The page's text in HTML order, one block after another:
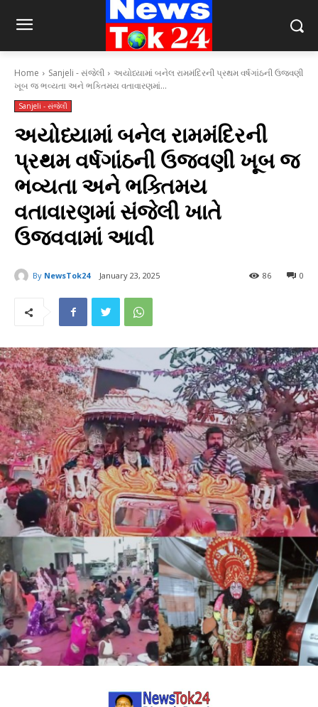
Home Sanjeli - સંજેલી
અયોધ્યામાં બનેલ રામમંદિરની પ્રથમ વર્ષગાંઠની ઉજવણી
ખૂબ જ ભવ્યતા અને ભક્તિમય વતાવારણમાં...
Sanjeli - સંજેલી
અયોધ્યામાં બનેલ રામમંદિરની
પ્રથમ વર્ષગાંઠની ઉજવણી ખૂબ જ
ભવ્યતા અને ભક્તિમય
વતાવારણમાં સંજેલી ખાતે
ઉજવવામાં આવી
By NewsTok24 January 23, 2025 0
86